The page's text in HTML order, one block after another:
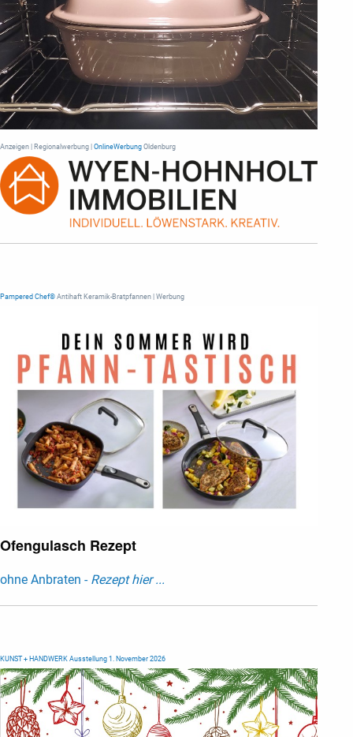
Anzeigen | Regionalwerbung | OnlineWerbung Oldenburg
Pampered Chef® Antihaft Keramik-Bratpfannen | Werbung
Ofengulasch Rezept
ohne Anbraten - Rezept hier ...
KUNST + HANDWERK Ausstellung 1. November 2026